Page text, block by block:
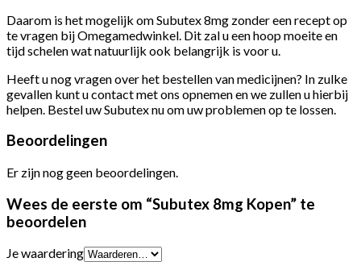
Daarom is het mogelijk om Subutex 8mg zonder een recept op
te vragen bij Omegamedwinkel. Dit zal u een hoop moeite en
tijd schelen wat natuurlijk ook belangrijk is voor u.
Heeft u nog vragen over het bestellen van medicijnen? In zulke
gevallen kunt u contact met ons opnemen en we zullen u hierbij
helpen. Bestel uw Subutex nu om uw problemen op te lossen.
Beoordelingen
Er zijn nog geen beoordelingen.
Wees de eerste om “Subutex 8mg Kopen” te
beoordelen
Je waardering